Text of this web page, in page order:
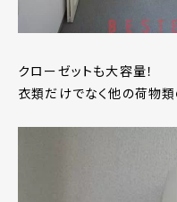
クローゼットも大容量！
衣類だけでなく他の荷物